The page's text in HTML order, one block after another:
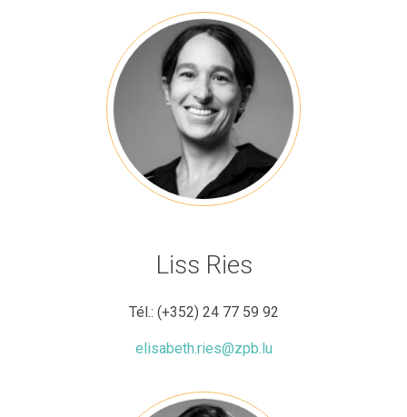
Liss Ries
Tél.: (+352) 24 77 59 92
elisabeth.ries@zpb.lu